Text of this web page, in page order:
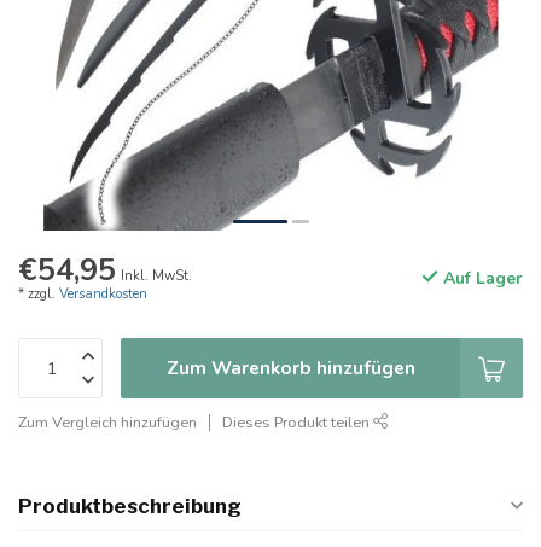
€54,95 Inkl. MwSt.
* zzgl. Versandkosten
Auf Lager
Zum Warenkorb hinzufügen
Zum Vergleich hinzufügen Dieses Produkt teilen
Produktbeschreibung